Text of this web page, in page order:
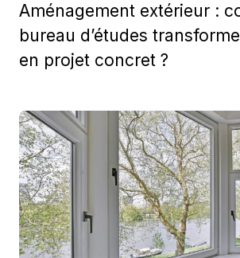
Aménagement extérieur :
bureau d’études
en projet concret ?